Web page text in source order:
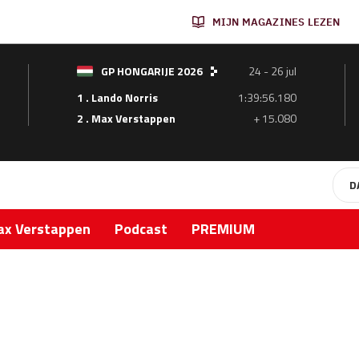
MIJN MAGAZINES LEZEN
GP HONGARIJE 2026
24 - 26 jul
1 . Lando Norris
1:39:56.180
2 . Max Verstappen
+ 15.080
Verstappen Podcast PREMIUM